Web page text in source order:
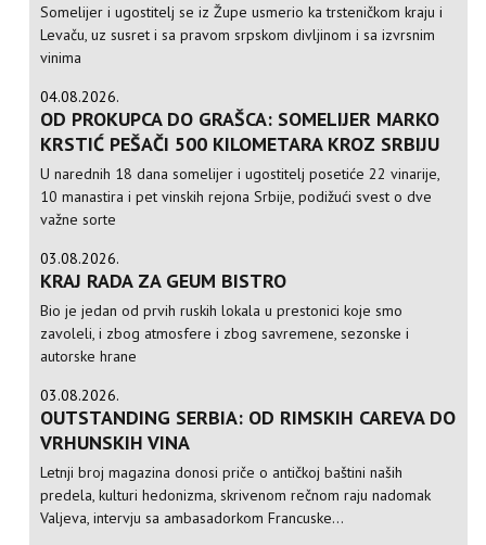
Somelijer i ugostitelj se iz Župe usmerio ka trsteničkom kraju i
Levaču, uz susret i sa pravom srpskom divljinom i sa izvrsnim
vinima
04.08.2026.
OD PROKUPCA DO GRAŠCA: SOMELIJER MARKO
KRSTIĆ PEŠAČI 500 KILOMETARA KROZ SRBIJU
U narednih 18 dana somelijer i ugostitelj posetiće 22 vinarije,
10 manastira i pet vinskih rejona Srbije, podižući svest o dve
važne sorte
03.08.2026.
KRAJ RADA ZA GEUM BISTRO
Bio je jedan od prvih ruskih lokala u prestonici koje smo
zavoleli, i zbog atmosfere i zbog savremene, sezonske i
autorske hrane
03.08.2026.
OUTSTANDING SERBIA: OD RIMSKIH CAREVA DO
VRHUNSKIH VINA
Letnji broj magazina donosi priče o antičkoj baštini naših
predela, kulturi hedonizma, skrivenom rečnom raju nadomak
Valjeva, intervju sa ambasadorkom Francuske...